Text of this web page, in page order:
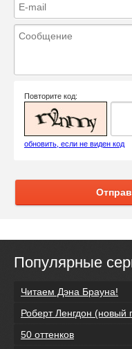
Повторите код:
обновить, если не виден код
Популярные
Читаем Дэна Брауна!
Роберт Ленгдон (новый
50 оттенков